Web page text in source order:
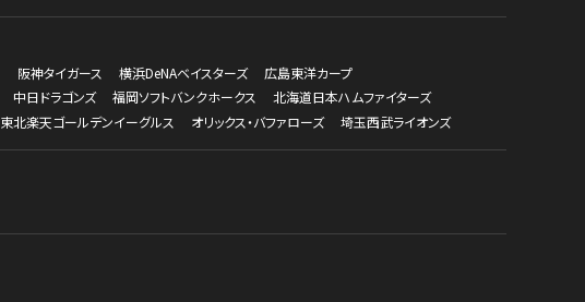
阪神タイガース 横浜DeNAベイスターズ
広島東洋カープ
中日ドラゴンズ 福岡ソフトバンクホークス
北海道日本ハムファイターズ
東北楽天ゴールデンイーグルス オリックス・バファローズ 埼玉西武ライオンズ